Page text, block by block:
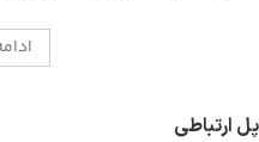
پل ارتباطی